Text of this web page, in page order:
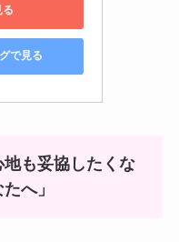
る
で見る
地も妥協したくな
へ」